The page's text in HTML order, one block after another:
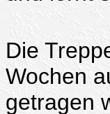
Die
Wochen
getragen